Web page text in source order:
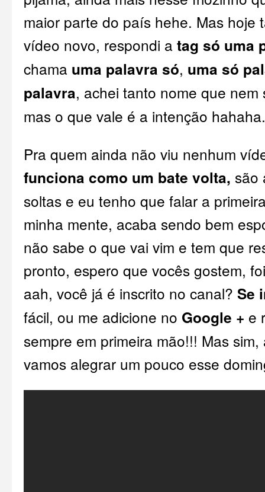
maior parte do país hehe. Mas hoje
vídeo novo, respondi a tag só uma
chama uma palavra só, uma só
palavra, achei tanto nome que nem
mas o que vale é a intenção hahaha.
Pra quem ainda não viu nenhum
funciona como um bate volta, são
soltas e eu tenho que falar a
minha mente, acaba sendo bem
não sabe o que vai vim e tem que
pronto, espero que vocês gostem,
aah, você já é inscrito no canal? Se
fácil, ou me adicione no Google + e
sempre em primeira mão!!! Mas
vamos alegrar um pouco esse